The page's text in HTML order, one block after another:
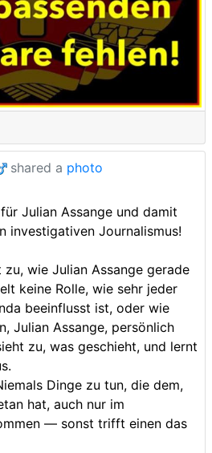
shared a photo
Julian Assange und damit
investigativen Journalismus!
zu, wie Julian Assange gerade
keine Rolle, wie sehr jeder
beeinflusst ist, oder wie
Julian Assange, persönlich
zu, was geschieht, und lernt
Dinge zu tun, die dem,
hat, auch nur im
— sonst trifft einen das